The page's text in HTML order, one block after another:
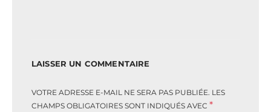
LAISSER UN COMMENTAIRE
VOTRE ADRESSE E-MAIL NE SERA PAS PUBLIÉE. LES
CHAMPS OBLIGATOIRES SONT INDIQUÉS AVEC *